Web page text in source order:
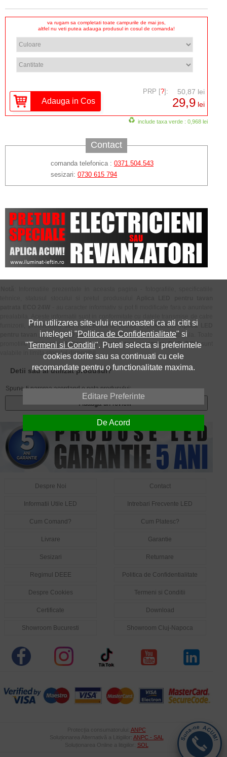
va rugam sa completati toate campurile de mai jos,
altfel nu veti putea adauga produsul in cosul de comanda!
PRP [?]: 50,87 lei
29,9 lei
include taxa verde : 0,968 lei
Contact
comanda telefonica : 0371.504.543
sesizari: 0730 615 794
furnizorii, producatorii sau reprezentantii oficiali ai produsuluiAplica LED
pentru tavan patrata ECO 24W si nu constituie obligatie contractuala. Toate
promotiile produsuluiAplica LED pentru tavan patrata ECO 24Wsunt
valabile in limita stocului disponibil.
Detii sau ai utilizat produsul?
Spune-ti parerea acordand o nota produsului:
Adauga un review
Despre Noi Contact
Informatii Utile LED Intrebari Frecvente LED
Cum Comand? Cum Platesc?
Livrare Garantie
Sesizari Returnare
Regimul DEEE Politica de Confidentialitate
Despre Cookies Termeni si Conditii
Certificate Download
Showroom Bucuresti Showroom Cluj-Napoca
Protecția consumatorului: ANPC
Soluționarea Alternativă a Litigiilor: ANPC - SAL
Soluționarea Online a litigiilor: SOL
Prin utilizarea site-ului recunoasteti ca ati citit si
intelegeti "Politica de Confidentialitate" si
"Termeni si Conditii". Puteti selecta si preferintele
cookies dorite sau sa continuati cu cele
recomandate pentru o functionalitate maxima.
Editare Preferinte
De Acord